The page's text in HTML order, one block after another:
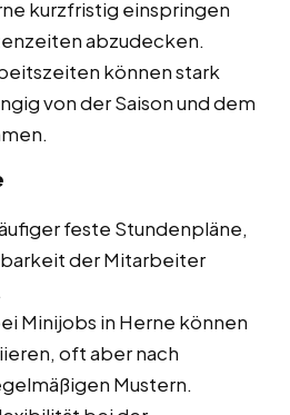
kurzfristig einspringen
abzudecken.
können stark
von der Saison und dem
feste Stundenpläne,
der Mitarbeiter
Minijobs in Herne können
oft aber nach
Mustern.